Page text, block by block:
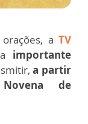
a TV
importante
a partir
Novena de